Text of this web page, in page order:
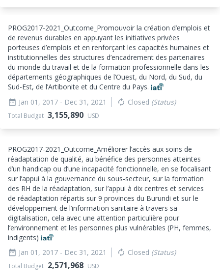
PROG2017-2021_ Outcome_ Promouvoir la création d’emplois et
de revenus durables en appuyant les initiatives privées
porteuses d’emplois et en renforçant les capacités humaines et
institutionnelles des structures d’encadrement des partenaires
du monde du travail et de la formation professionnelle dans les
départements géographiques de l’Ouest, du Nord, du Sud, du
Sud-Est, de l’Artibonite et du Centre du Pays.
date_range Jan 01, 2017 - Dec 31, 2021 autorenew Closed (Status)
Total Budget 3,155,890 USD
PROG2017-2021_ Outcome_ Améliorer l’accès aux soins de
réadaptation de qualité, au bénéfice des personnes atteintes
d’un handicap ou d’une incapacité fonctionnelle, en se focalisant
sur l’appui à la gouvernance du sous-secteur, sur la formation
des RH de la réadaptation, sur l’appui à dix centres et services
de réadaptation répartis sur 9 provinces du Burundi et sur le
développement de l’information sanitaire à travers sa
digitalisation, cela avec une attention particulière pour
l’environnement et les personnes plus vulnérables (PH, femmes,
indigents)
date_range Jan 01, 2017 - Dec 31, 2021 autorenew Closed (Status)
Total Budget 2,571,968 USD